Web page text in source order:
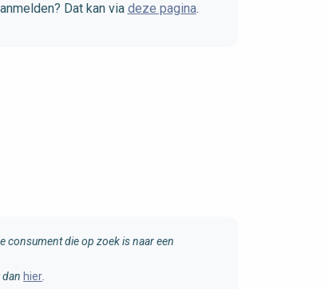
Dat kan via deze pagina.
consument die op zoek is naar een
hier